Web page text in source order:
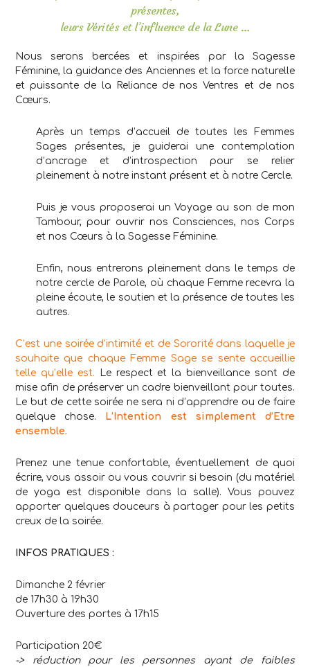
présentes,
leurs Vérités et l’influence de la Lune …
Nous serons bercées et inspirées par la Sagesse
Féminine, la guidance des Anciennes et la force naturelle
et puissante de la Reliance de nos Ventres et de nos
Cœurs.
Après un temps d’accueil de toutes les Femmes
Sages présentes, je guiderai une contemplation
d’ancrage et d’introspection pour se relier
pleinement à notre instant présent et à notre Cercle.
Puis je vous proposerai un Voyage au son de mon
Tambour, pour ouvrir nos Consciences, nos Corps
et nos Cœurs à la Sagesse Féminine.
Enfin, nous entrerons pleinement dans le temps de
notre cercle de Parole, où chaque Femme recevra la
pleine écoute, le soutien et la présence de toutes les
autres.
C’est une soirée d’intimité et de Sororité dans laquelle je
souhaite que chaque Femme Sage se sente accueillie
telle qu’elle est. Le respect et la bienveillance sont de
mise afin de préserver un cadre bienveillant pour toutes.
Le but de cette soirée ne sera ni d’apprendre ou de faire
quelque chose. L’Intention est simplement d’Etre
ensemble.
Prenez une tenue confortable, éventuellement de quoi
écrire, vous assoir ou vous couvrir si besoin (du matériel
de yoga est disponible dans la salle). Vous pouvez
apporter quelques douceurs à partager pour les petits
creux de la soirée.
INFOS PRATIQUES :
Dimanche 2 février
de 17h30 à 19h30
Ouverture des portes à 17h15
Participation 20€
-> réduction pour les personnes ayant de faibles